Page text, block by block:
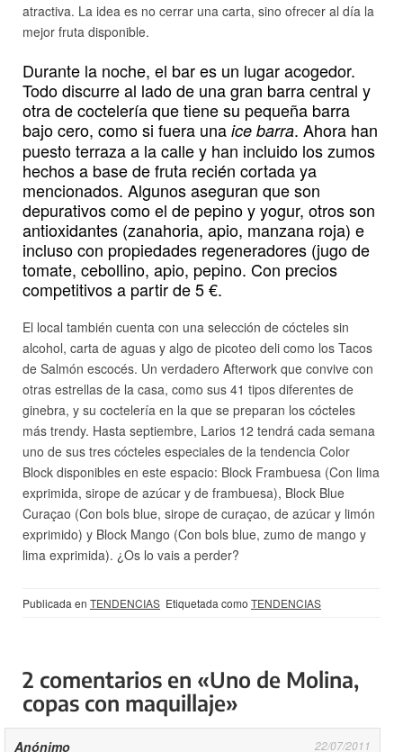
atractiva. La idea es no cerrar una carta, sino ofrecer al día la
mejor fruta disponible.
Durante la noche, el bar es un lugar acogedor.
Todo discurre al lado de una gran barra central y
otra de coctelería que tiene su pequeña barra
bajo cero, como si fuera una ice barra. Ahora han
puesto terraza a la calle y han incluido los zumos
hechos a base de fruta recién cortada ya
mencionados. Algunos aseguran que son
depurativos como el de pepino y yogur, otros son
antioxidantes (zanahoria, apio, manzana roja) e
incluso con propiedades regeneradores (jugo de
tomate, cebollino, apio, pepino. Con precios
competitivos a partir de 5 €.
El local también cuenta con una selección de cócteles sin
alcohol, carta de aguas y algo de picoteo deli como los Tacos
de Salmón escocés. Un verdadero Afterwork que convive con
otras estrellas de la casa, como sus 41 tipos diferentes de
ginebra, y su coctelería en la que se preparan los cócteles
más trendy. Hasta septiembre, Larios 12 tendrá cada semana
uno de sus tres cócteles especiales de la tendencia Color
Block disponibles en este espacio: Block Frambuesa (Con lima
exprimida, sirope de azúcar y de frambuesa), Block Blue
Curaçao (Con bols blue, sirope de curaçao, de azúcar y limón
exprimido) y Block Mango (Con bols blue, zumo de mango y
lima exprimida). ¿Os lo vais a perder?
Publicada en TENDENCIAS Etiquetada como TENDENCIAS
2 comentarios en «Uno de Molina,
copas con maquillaje»
Anónimo 22/07/2011